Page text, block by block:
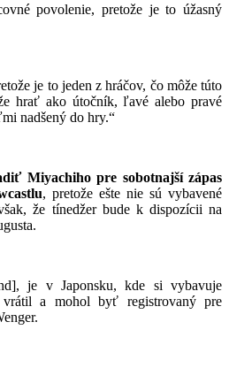
povolenie, pretože je to úžasný
je to jeden z hráčov, čo môže túto
hrať ako útočník, ľavé alebo pravé
nadšený do hry.“
Miyachiho pre sobotnajší zápas
, pretože ešte nie sú vybavené
že tínedžer bude k dispozícii na
je v Japonsku, kde si vybavuje
vrátil a mohol byť registrovaný pre